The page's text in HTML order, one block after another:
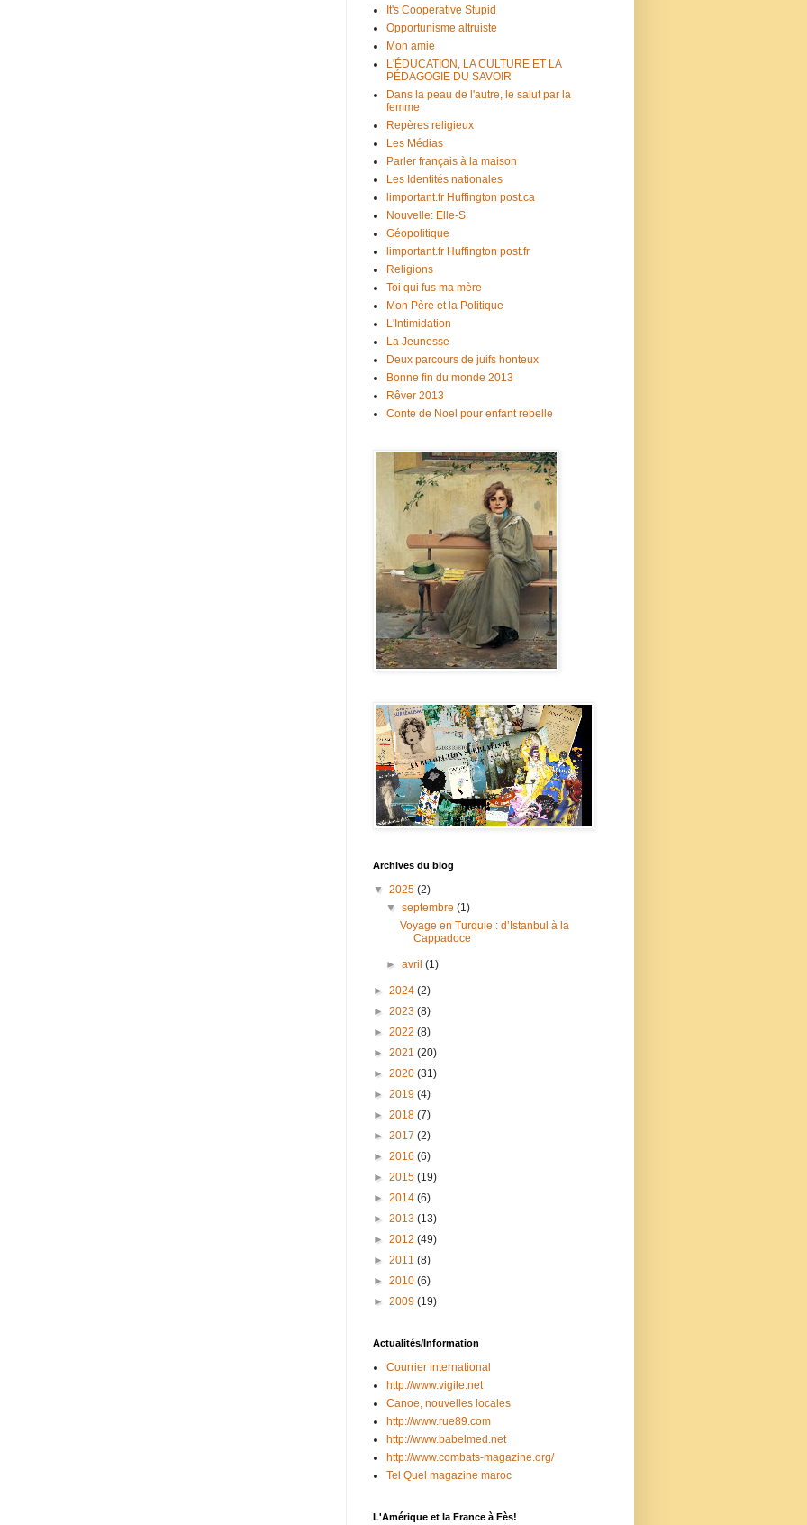
It's Cooperative Stupid
Opportunisme altruiste
Mon amie
L'ÉDUCATION, LA CULTURE ET LA
PÉDAGOGIE DU SAVOIR
Dans la peau de l'autre, le salut par la
femme
Repères religieux
Les Médias
Parler français à la maison
Les Identités nationales
limportant.fr Huffington post.ca
Nouvelle: Elle-S
Géopolitique
limportant.fr Huffington post.fr
Religions
Toi qui fus ma mère
Mon Père et la Politique
L'Intimidation
La Jeunesse
Deux parcours de juifs honteux
Bonne fin du monde 2013
Rêver 2013
Conte de Noel pour enfant rebelle
Archives du blog
▼ 2025 (2)
▼septembre(1)
Voyage en Turquie : d’Istanbul à la
Cappadoce
►avril(1)
► 2024 (2)
► 2023 (8)
► 2022 (8)
► 2021 (20)
► 2020 (31)
► 2019 (4)
► 2018 (7)
► 2017 (2)
► 2016 (6)
► 2015 (19)
► 2014 (6)
► 2013 (13)
► 2012 (49)
► 2011 (8)
► 2010 (6)
► 2009 (19)
Actualités/Information
Courrier international
http://www.vigile.net
Canoe, nouvelles locales
http://www.rue89.com
http://www.babelmed.net
http://www.combats-magazine.org/
Tel Quel magazine maroc
L'Amérique et la France à Fès!